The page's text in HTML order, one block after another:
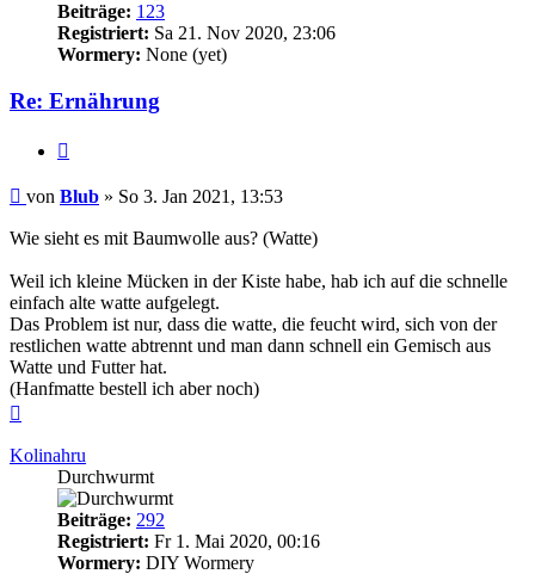
Beiträge: 123
Registriert: Sa 21. Nov 2020, 23:06
Wormery: None (yet)
Re: Ernährung
Beitrag
von Blub » So 3. Jan 2021, 13:53
Wie sieht es mit Baumwolle aus? (Watte)
Weil ich kleine Mücken in der Kiste habe, hab ich auf die schnelle
einfach alte watte aufgelegt.
Das Problem ist nur, dass die watte, die feucht wird, sich von der
restlichen watte abtrennt und man dann schnell ein Gemisch aus
Watte und Futter hat.
(Hanfmatte bestell ich aber noch)
Kolinahru
Durchwurmt
Beiträge: 292
Registriert: Fr 1. Mai 2020, 00:16
Wormery: DIY Wormery